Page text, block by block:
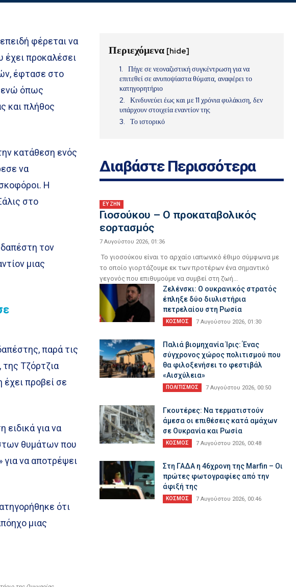
επειδή φέρεται να
έχει προκαλέσει
έφτασε στο
ενώ όπως
και πλήθος
κατάθεση ενός
να
Η
στο
τον
μιας
παρά τις
Τζόρτζια
προβεί σε
ειδικά για να
θυμάτων που
να αποτρέψει
ότι
μιας
Περιεχόμενα [hide]
Πήγε σε νεοναζιστική συγκέντρωση για να
επιτεθεί σε ανυποψίαστα θύματα, αναφέρει το
κατηγορητήριο
Κινδυνεύει έως και με 11 χρόνια φυλάκιση, δεν
υπάρχουν στοιχεία εναντίον της
Το ιστορικό
Διαβάστε Περισσότερα
ΕΥ ΖΗΝ
Γιοσούκου – Ο προκαταβολικός
εορτασμός
7 Αυγούστου 2026, 01:36
Το γιοσούκου είναι το αρχαίο ιαπωνικό έθιμο σύμφωνα με
το οποίο γιορτάζουμε εκ των προτέρων ένα σημαντικό
γεγονός που επιθυμούμε να συμβεί στη ζωή...
Ζελένσκι: O ουκρανικός στρατός
έπληξε δύο διυλιστήρια
πετρελαίου στη Ρωσία
ΚΟΣΜΟΣ 7 Αυγούστου 2026, 01:30
Παλιά βιομηχανία Ίρις: Ένας
σύγχρονος χώρος πολιτισμού που
θα φιλοξενήσει το φεστιβάλ
«Αισχύλεια»
ΠΟΛΙΤΙΣΜΟΣ 7 Αυγούστου 2026, 00:50
Γκουτέρες: Να τερματιστούν
άμεσα οι επιθέσεις κατά αμάχων
σε Ουκρανία και Ρωσία
ΚΟΣΜΟΣ 7 Αυγούστου 2026, 00:48
Στη ΓΑΔΑ η 46χρονη της Marfin – Οι
πρώτες φωτογραφίες από την
άφιξή της
ΚΟΣΜΟΣ 7 Αυγούστου 2026, 00:46